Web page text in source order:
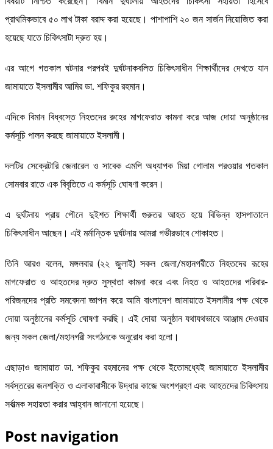
প্রাথমিকভাবে ৫০ লাখ টাকা বরাদ্দ করা হয়েছে। পাশাপাশি ২০ জন সার্জন নিয়োজিত করা
হয়েছে যাতে চিকিৎসাটা দ্রুত হয়।
এর আগে গতকাল ঘটনার পরপরই দুর্ঘটনাকবলিত চিকিৎসাধীন শিক্ষার্থীদের দেখতে যান
জামায়াতে ইসলামীর আমির ডা. শফিকুর রহমান।
এদিকে বিমান বিধ্বস্তে নিহতদের রুহের মাগফেরাত কামনা করে আজ দোয়া অনুষ্ঠানের
কর্মসূচি পালন করছে জামায়াতে ইসলামী।
দলটির সেক্রেটারি জেনারেল ও সাবেক এমপি অধ্যাপক মিয়া গোলাম পরওয়ার গতকাল
সোমবার রাতে এক বিবৃতিতে এ কর্মসূচি ঘোষণা করেন।
এ দুর্ঘটনায় প্রায় পৌনে দুইশত শিক্ষার্থী গুরুতর আহত হয়ে বিভিন্ন হাসপাতালে
চিকিৎসাধীন আছেন। এই মর্মান্তিক দুর্ঘটনায় আমরা গভীরভাবে শোকাহত।
তিনি আরও বলেন, মঙ্গলবার (২২ জুলাই) সকল জেলা/মহানগরীতে নিহতদের রূহের
মাগফেরাত ও আহতদের দ্রুত সুস্থতা কামনা করে এবং নিহত ও আহতদের পরিবার-
পরিজনদের প্রতি সমবেদনা জ্ঞাপন করে আমি বাংলাদেশ জামায়াতে ইসলামীর পক্ষ থেকে
দোয়া অনুষ্ঠানের কর্মসূচি ঘোষণা করছি। এই দোয়া অনুষ্ঠান যথাযথভাবে আঞ্জাম দেওয়ার
জন্য সকল জেলা/মহানগরী সংগঠনকে অনুরোধ করা হলো।
এছাড়াও জামায়াত ডা. শফিকুর রহমানের পক্ষ থেকে ইতোমধ্যেই জামায়াতে ইসলামীর
সর্বস্তরের জনশক্তি ও এলাকাবাসীকে উদ্ধার কাজে অংশগ্রহণ এবং আহতদের চিকিৎসায়
সর্বাত্মক সহায়তা করার আহ্বান জানানো হয়েছে।
Post navigation